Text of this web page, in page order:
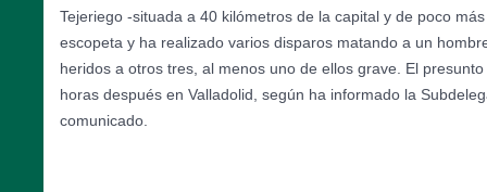
Tejeriego -situada a 40 kilómetros de la capital y de poco
escopeta y ha realizado varios disparos matando a un
heridos a otros tres, al menos uno de ellos grave. El
horas después en Valladolid, según ha informado la
comunicado.